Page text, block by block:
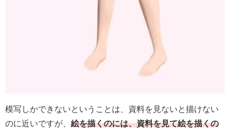
模写しかできないということは、資料を見ないと描けない
のに近いですが、 絵を描くのには、資料を見て絵を描くの